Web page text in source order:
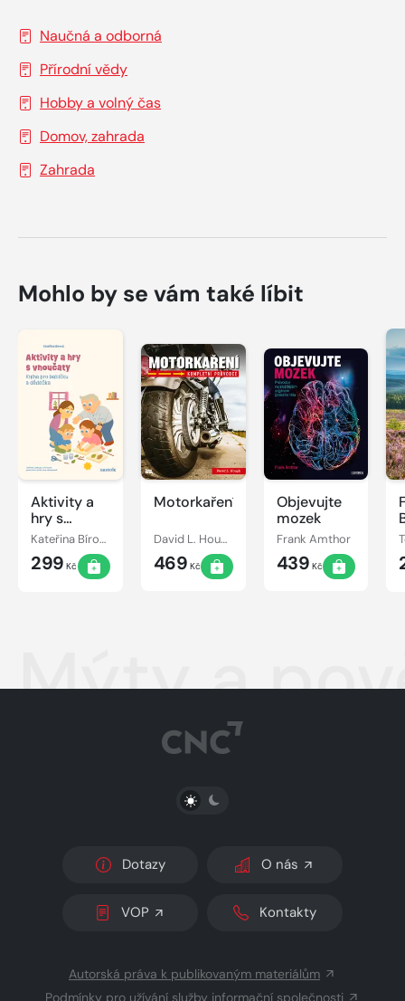
Naučná a odborná
Přírodní vědy
Hobby a volný čas
Domov, zahrada
Zahrada
Mohlo by se vám také líbit
Aktivity a
hry s
vnoučaty Kateřina Bírová
299 Kč
Motorkaření
David L. Hough
469 Kč
Objevujte
mozek
Frank Amthor
439 Kč
Mýty a
PŘEPNOUT SVĚTLÝ/TMAVÝ REŽIM
Dotazy O nás
VOP Kontakty
Autorská práva k publikovaným materiálům
Podmínky pro užívání služby informační společnosti